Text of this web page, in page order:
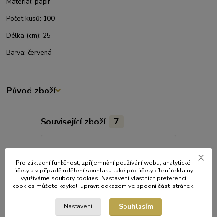
Počet kusů: 100
Délka (cm): 25
Barva: červená
Původ zboží
Související zboží 7
Pro základní funkčnost, zpříjemnění používání webu, analytické
účely a v případě udělení souhlasu také pro účely cílení reklamy
využíváme soubory cookies. Nastavení vlastních preferencí
cookies můžete kdykoli upravit odkazem ve spodní části stránek.
Nastavení Souhlasím